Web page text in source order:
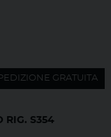
GRATUITA
RIG. S354